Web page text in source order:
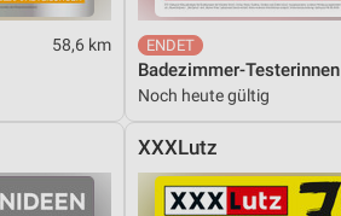
58,6 km
Badezimmer-Testerinnen
Noch heute gültig
XXXLutz